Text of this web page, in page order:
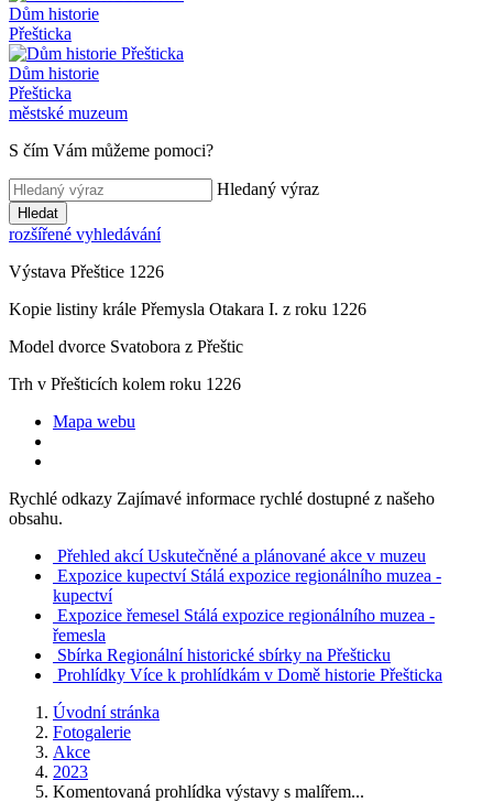
Dům historie
Přešticka
Dům historie
Přešticka
městské muzeum
S čím Vám můžeme pomoci?
Hledaný výraz
Hledat
rozšířené vyhledávání
Výstava Přeštice 1226
Kopie listiny krále Přemysla Otakara I. z roku 1226
Model dvorce Svatobora z Přeštic
Trh v Přešticích kolem roku 1226
Mapa webu
Rychlé odkazy Zajímavé informace rychlé dostupné z našeho
obsahu.
Přehled akcí Uskutečněné a plánované akce v muzeu
Expozice kupectví Stálá expozice regionálního muzea -
kupectví
Expozice řemesel Stálá expozice regionálního muzea -
řemesla
Sbírka Regionální historické sbírky na Přešticku
Prohlídky Více k prohlídkám v Domě historie Přešticka
Úvodní stránka
Fotogalerie
Akce
2023
Komentovaná prohlídka výstavy s malířem...